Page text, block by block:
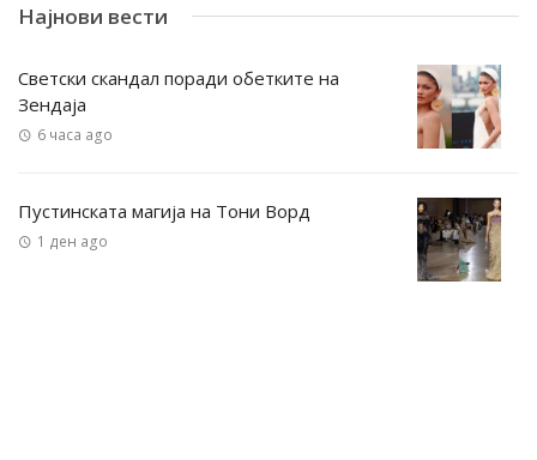
Најнови вести
Светски скандал поради обетките на
Зендаја
6 часа ago
Пустинската магија на Тони Ворд
1 ден ago